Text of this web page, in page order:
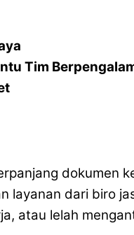
Tim
dokumen
layanan dari biro
atau lelah